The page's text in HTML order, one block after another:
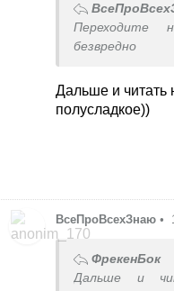
Переходите
безвредно
Дальше и читать
полусладкое))
ВсеПроВсехЗнаю •
ФрекенБок
Дальше и